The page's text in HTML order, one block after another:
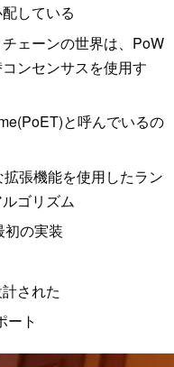
している
ェーンの世界は、PoW
ンセンサスを使用す
と呼んでいるの
張機能を使用したラン
ゴリズム
初の実装
された
ート